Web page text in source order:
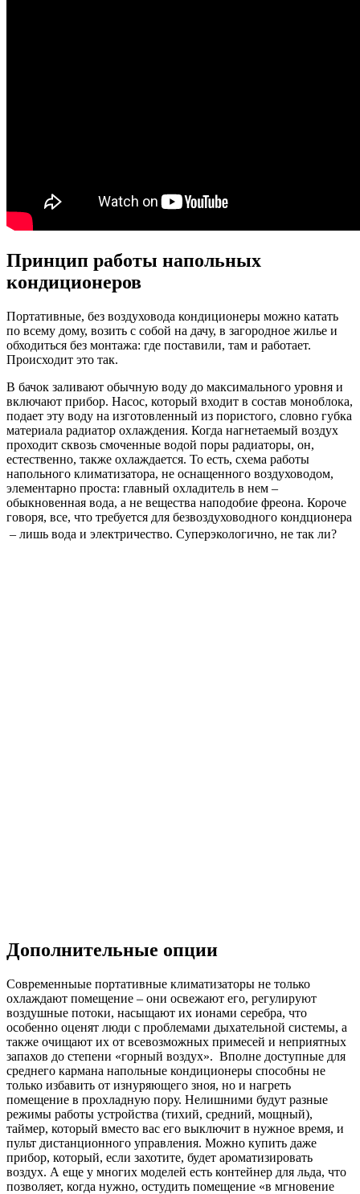
Принцип работы напольных
кондиционеров
Портативные, без воздуховода кондиционеры можно катать
по всему дому, возить с собой на дачу, в загородное жилье и
обходиться без монтажа: где поставили, там и работает.
Происходит это так.
В бачок заливают обычную воду до максимального уровня и
включают прибор. Насос, который входит в состав моноблока,
подает эту воду на изготовленный из пористого, словно губка
материала радиатор охлаждения. Когда нагнетаемый воздух
проходит сквозь смоченные водой поры радиаторы, он,
естественно, также охлаждается. То есть, схема работы
напольного климатизатора, не оснащенного воздуховодом,
элементарно проста: главный охладитель в нем –
обыкновенная вода, а не вещества наподобие фреона. Короче
говоря, все, что требуется для безвоздуховодного кондционера
– лишь вода и электричество. Суперэкологично, не так ли?
Дополнительные опции
Современныые портативные климатизаторы не только
охлаждают помещение – они освежают его, регулируют
воздушные потоки, насыщают их ионами серебра, что
особенно оценят люди с проблемами дыхательной системы, а
также очищают их от всевозможных примесей и неприятных
запахов до степени «горный воздух». Вполне доступные для
среднего кармана напольные кондиционеры способны не
только избавить от изнуряющего зноя, но и нагреть
помещение в прохладную пору. Нелишними будут разные
режимы работы устройства (тихий, средний, мощный),
таймер, который вместо вас его выключит в нужное время, и
пульт дистанционного управления. Можно купить даже
прибор, который, если захотите, будет ароматизировать
воздух. А еще у многих моделей есть контейнер для льда, что
позволяет, когда нужно, остудить помещение «в мгновение